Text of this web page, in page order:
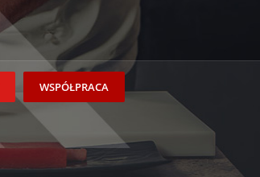
WSPÓŁPRACA